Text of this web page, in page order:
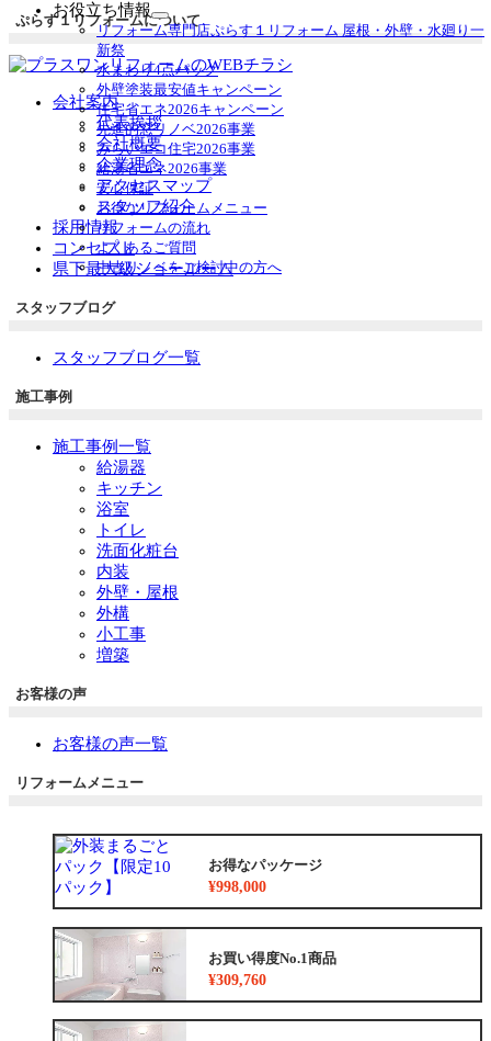
ニ
ュ
ー
を
展
開
お役立ち情報
サ
メ
ニ
ュ
ー
を
展
開
リフォーム専門店ぷらす１リフォーム 屋根・外壁・水廻り一
新祭
水まわり4点パック
外壁塗装最安値キャンペーン
住宅省エネ2026キャンペーン
先進的窓リノベ2026事業
みらいエコ住宅2026事業
給湯省エネ2026事業
安心保証
お得なリフォームメニュー
リフォームの流れ
よくあるご質問
中古リノベをご検討中の方へ
ぷらす１リフォームについて
会社案内
代表挨拶
会社概要
企業理念
アクセスマップ
スタッフ紹介
採用情報
コンセプト
県下最大級ショールーム
スタッフブログ
スタッフブログ一覧
施工事例
施工事例一覧
給湯器
キッチン
浴室
トイレ
洗面化粧台
内装
外壁・屋根
外構
小工事
増築
お客様の声
お客様の声一覧
リフォームメニュー
お得なパッケージ
¥998,000
お買い得度No.1商品
¥309,760